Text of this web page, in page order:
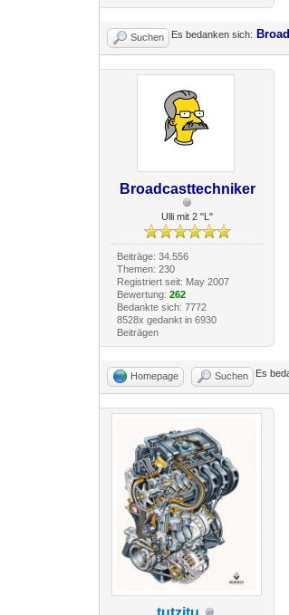
Suchen Es bedanken sich:
Broadcasttechniker
Ulli mit 2 "L"
Beiträge: 34.556
Themen: 230
Registriert seit: May 2007
Bewertung: 262
Bedankte sich: 7772
8528x gedankt in 6930
Beiträgen
Homepage Suchen Es